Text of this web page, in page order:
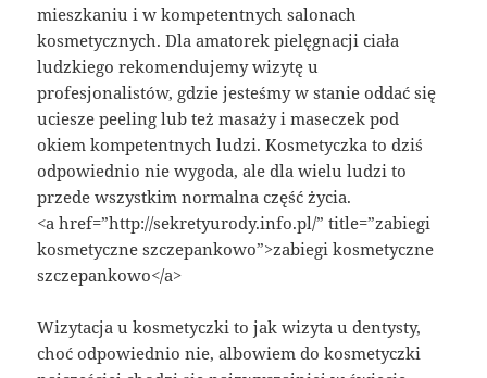
mieszkaniu i w kompetentnych salonach
kosmetycznych. Dla amatorek pielęgnacji ciała
ludzkiego rekomendujemy wizytę u
profesjonalistów, gdzie jesteśmy w stanie oddać się
uciesze peeling lub też masaży i maseczek pod
okiem kompetentnych ludzi. Kosmetyczka to dziś
odpowiednio nie wygoda, ale dla wielu ludzi to
przede wszystkim normalna część życia.
<a href=”http://sekretyurody.info.pl/” title=”zabiegi
kosmetyczne szczepankowo”>zabiegi kosmetyczne
szczepankowo</a>
Wizytacja u kosmetyczki to jak wizyta u dentysty,
choć odpowiednio nie, albowiem do kosmetyczki